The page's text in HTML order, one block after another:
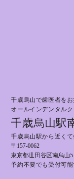
千歳烏山で歯医者をお
オールインデンタルク
千歳烏山駅
千歳烏山駅から近く
〒157-0062
東京都世田谷区南烏山
予約不要でも受付可